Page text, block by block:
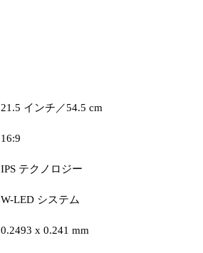
21.5 インチ／54.5 cm
16:9
IPS テクノロジー
W-LED システム
0.2493 x 0.241 mm